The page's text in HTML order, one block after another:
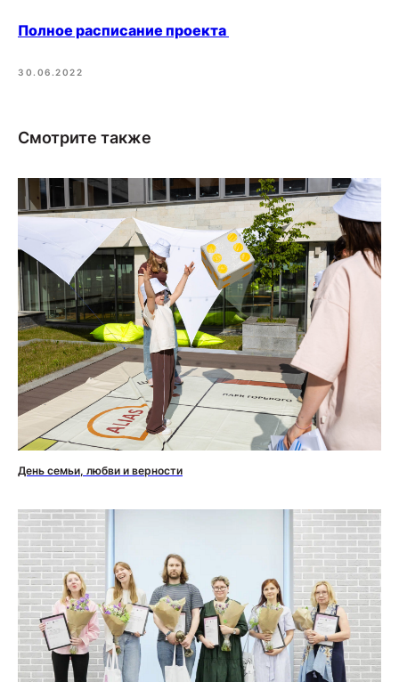
Полное расписание проекта
30.06.2022
Смотрите также
День семьи, любви и верности